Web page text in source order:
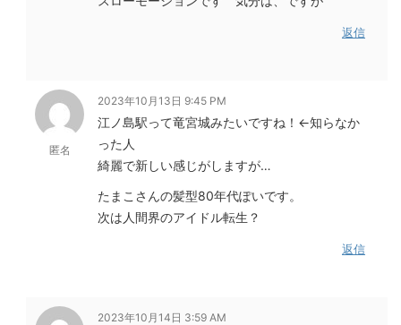
返信
匿名
2023年10月13日 9:45 PM
江ノ島駅って竜宮城みたいですね！←知らなか
った人
綺麗で新しい感じがしますが…
たまこさんの髪型80年代ぽいです。
次は人間界のアイドル転生？
返信
2023年10月14日 3:59 AM